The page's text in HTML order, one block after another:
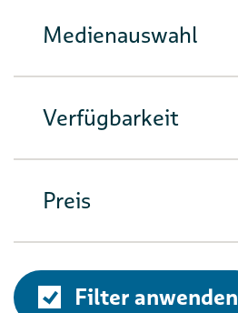
Medienauswahl
Verfügbarkeit
Preis
Filter anwenden